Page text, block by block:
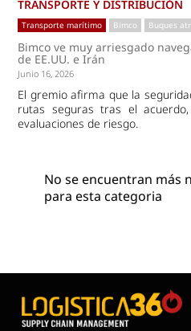
TRANSPORTE Y DISTRIBUCIÓN
Transporte marítimo Bimco Buques
Bimco ve muy arriesgado
de EE.UU. e Irán
Junio 16, 2026
El gremio afirma que la
rutas seguras tras el
evaluaciones de riesgo.
No se encuentran más
para esta categoria